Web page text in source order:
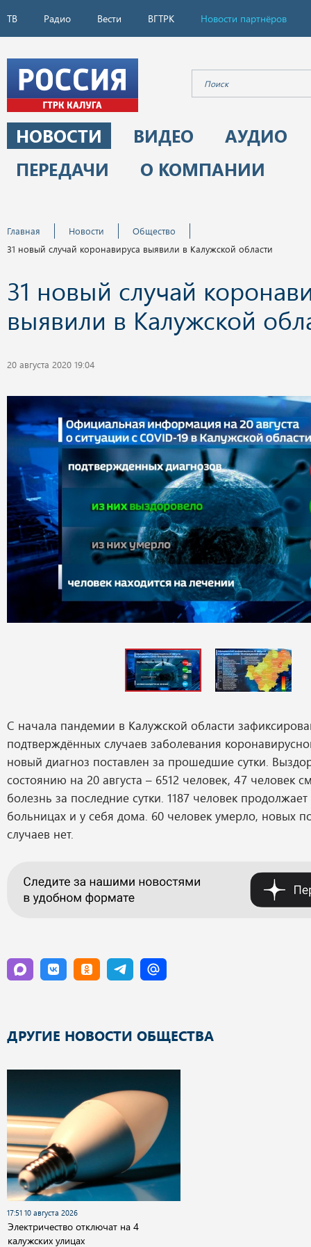
ТВ Радио Вести ВГТРК Новости партнёров
НОВОСТИ ВИДЕО
АУДИО
ПЕРЕДАЧИ
О КОМПАНИИ
Главная Новости
Общество
31 новый случай коронавируса выявили в Калужской области
31 новый случай
выявили в Калужской
20 августа 2020 19:04
С начала пандемии в Калужской области
подтверждённых случаев заболевания
новый диагноз поставлен за прошедшие сутки.
состоянию на 20 августа – 6512 человек, 47 человек
болезнь за последние сутки. 1187 человек
больницах и у себя дома. 60 человек умерло, новых
случаев нет.
ДРУГИЕ НОВОСТИ ОБЩЕСТВА
17:51 10 августа 2026
Электричество отключат на 4
калужских улицах